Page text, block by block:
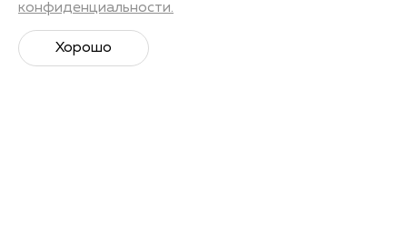
конфиденциальности.
Хорошо